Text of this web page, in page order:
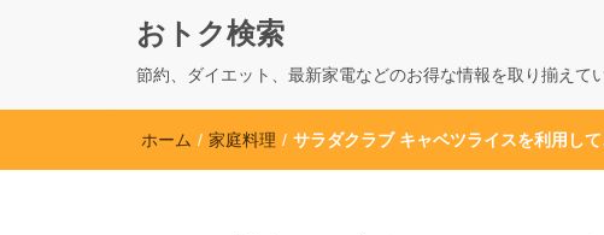
おトク検索
節約、ダイエット、最新家電などのお得な情報を取り揃えて
ホーム / 家庭料理 / サラダクラブ キャベツライスを利用し